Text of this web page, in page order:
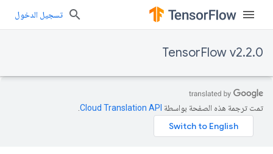
تسجيل الدخول
TensorFlow v2.2.0
تمت ترجمة هذه الصفحة بواسطة Cloud Translation API‏